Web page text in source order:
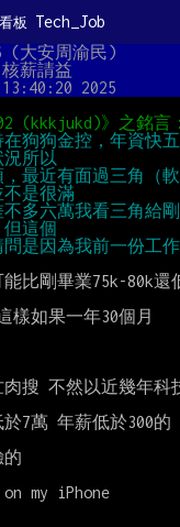
看板 Tech_Job
(大安周渝民)
薪請益
2025
狗狗金控，年資快
最近有面過三角（
多六萬我看三角給
比剛畢業75k-80k還
樣如果一年30個月
搜 不然以近幾年科
7萬 年薪低於300的
的
my iPhone